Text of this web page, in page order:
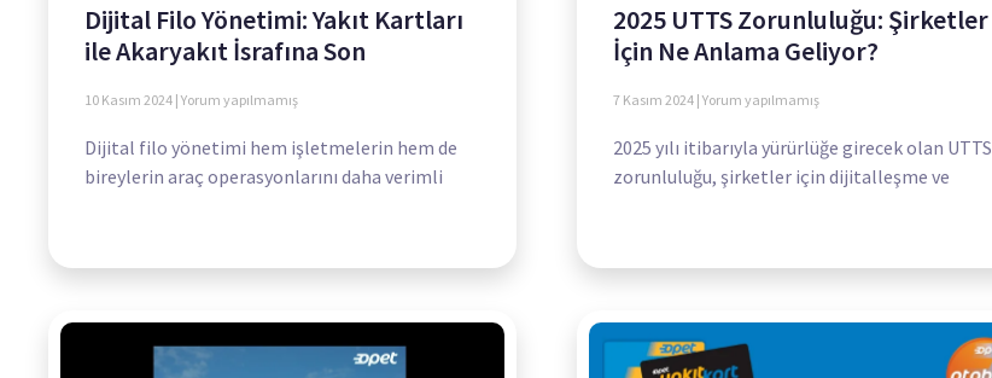
Dijital Filo Yönetimi: Yakıt Kartları
ile Akaryakıt İsrafına Son
10 Kasım 2024 Yorum yapılmamış
Dijital filo yönetimi hem işletmelerin hem de
bireylerin araç operasyonlarını daha verimli
2025 UTTS Zorunluluğu: Şirketler
İçin Ne Anlama Geliyor?
7 Kasım 2024 Yorum yapılmamış
2025 yılı itibarıyla yürürlüğe girecek olan UTTS
zorunluluğu, şirketler için dijitalleşme ve